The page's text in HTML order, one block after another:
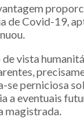
de Covid-19,
de vista
se perniciosa
a eventuais
magistrada.